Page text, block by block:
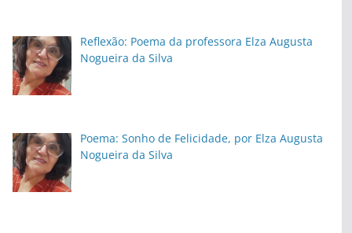
Reflexão: Poema da professora Elza Augusta
Nogueira da Silva
Poema: Sonho de Felicidade, por Elza Augusta
Nogueira da Silva